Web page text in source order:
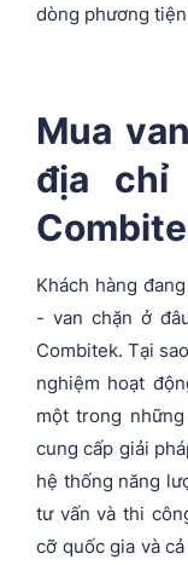
dòng phương
Mua
địa
Khách hàng
- van chặn ở
Combitek. Tại
nghiệm hoạt
một trong
cung cấp giải
hệ thống năng
tư vấn và thi
cỡ quốc gia và